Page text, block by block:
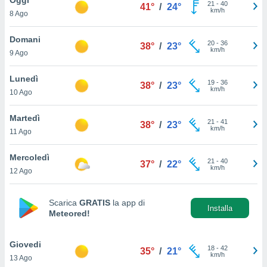
è
al sito
di
ci
di
il
un
la
nella
8 Ago
41° / 24° 21 - 40
km/h
Domani
9 Ago
38° / 23° 20- 36
km/h
Lunedì
10 Ago
38° / 23° 19- 36
km/h
Martedì
11 Ago
38° / 23° 21 - 41
km/h
Mercoledì
12 Ago
37° / 22° 21 - 40
km/h
Scarica GRATIS la app di
Meteored!
Installa
Giovedi
13 Ago
35° / 21° 18- 42
km/h